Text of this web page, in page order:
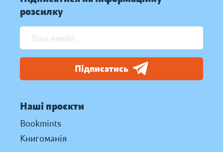
розсилку
Підписатись
Наші проєкти
Bookmints
Книгоманія